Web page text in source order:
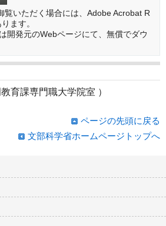
覧いただく場合には、Adobe Acrobat R
ます。
開発元のWebページにて、無償でダウ
育課専門職大学院室 ）
ページの先頭に戻る
文部科学省ホームページトップへ